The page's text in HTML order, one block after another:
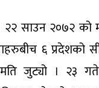
साउन २०७२ को
६ प्रदेशको
जुट्यो । २३ गते